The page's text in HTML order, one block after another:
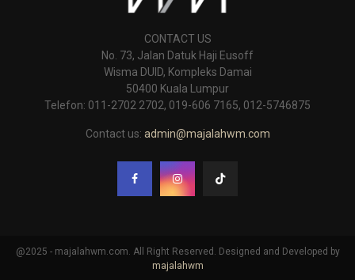
CONTACT US
No. 73, Jalan Datuk Haji Eusoff
Wisma DUID, Kompleks Damai
50400 Kuala Lumpur
Telefon: 011-2702 2702, 019-606 7165, 012-5746875
Contact us: admin@majalahwm.com
@2025 - majalahwm.com. All Right Reserved. Designed and Developed by
majalahwm